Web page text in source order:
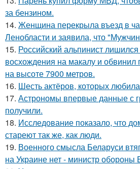
за бензином.
14. Женщина перекрыла въезд в
Ленобласти и заявила, что
15. Российский альпинист
восхождения на макалу и обвинил
на высоте 7900 метров.
16. Шесть актёров, которых
17. Астрономы впервые данные с
получили.
18. Исследование показало, что
стареют так же, как люди.
19. Военного смысла Беларуси
на Украине нет - министр обороны